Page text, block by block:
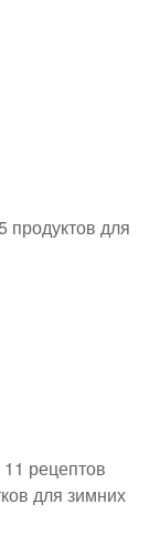
продуктов для
рецептов
для зимних